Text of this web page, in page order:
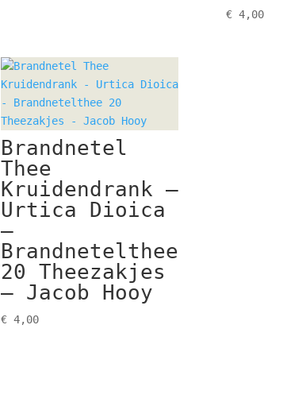
€4,00
Brandnetel
Thee
Kruidendrank –
Urtica Dioica
–
Brandnetelthee
20 Theezakjes
– Jacob Hooy
€4,00